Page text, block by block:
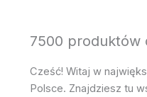
7500 produktów
Cześć! Witaj w
Polsce. Znajdziesz tu